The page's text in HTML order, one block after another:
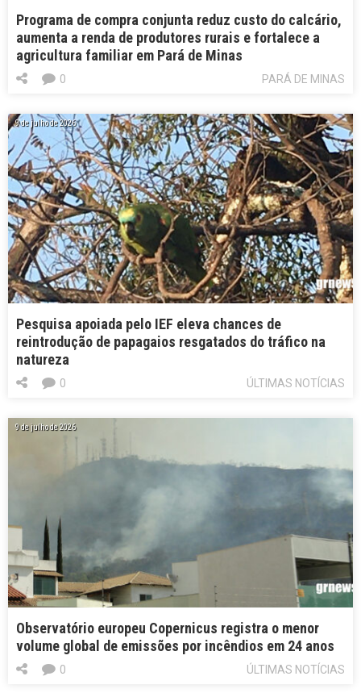
Programa de compra conjunta reduz custo do calcário,
aumenta a renda de produtores rurais e fortalece a
agricultura familiar em Pará de Minas
PARÁ DE MINAS
0
9 de julho de 2026
Pesquisa apoiada pelo IEF eleva chances de
reintrodução de papagaios resgatados do tráfico na
natureza
ÚLTIMAS NOTÍCIAS
0
9 de julho de 2026
Observatório europeu Copernicus registra o menor
volume global de emissões por incêndios em 24 anos
ÚLTIMAS NOTÍCIAS
0